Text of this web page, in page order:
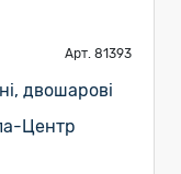
Арт. 81393
двошарові
Центр